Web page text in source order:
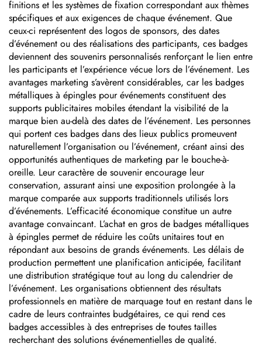
finitions et les systèmes de fixation correspondant aux thèmes
spécifiques et aux exigences de chaque événement. Que
ceux-ci représentent des logos de sponsors, des dates
d’événement ou des réalisations des participants, ces badges
deviennent des souvenirs personnalisés renforçant le lien entre
les participants et l’expérience vécue lors de l’événement. Les
avantages marketing s’avèrent considérables, car les badges
métalliques à épingles pour événements constituent des
supports publicitaires mobiles étendant la visibilité de la
marque bien au-delà des dates de l’événement. Les personnes
qui portent ces badges dans des lieux publics promeuvent
naturellement l’organisation ou l’événement, créant ainsi des
opportunités authentiques de marketing par le bouche-à-
oreille. Leur caractère de souvenir encourage leur
conservation, assurant ainsi une exposition prolongée à la
marque comparée aux supports traditionnels utilisés lors
d’événements. L’efficacité économique constitue un autre
avantage convaincant. L’achat en gros de badges métalliques
à épingles permet de réduire les coûts unitaires tout en
répondant aux besoins de grands événements. Les délais de
production permettent une planification anticipée, facilitant
une distribution stratégique tout au long du calendrier de
l’événement. Les organisations obtiennent des résultats
professionnels en matière de marquage tout en restant dans le
cadre de leurs contraintes budgétaires, ce qui rend ces
badges accessibles à des entreprises de toutes tailles
recherchant des solutions événementielles de qualité.